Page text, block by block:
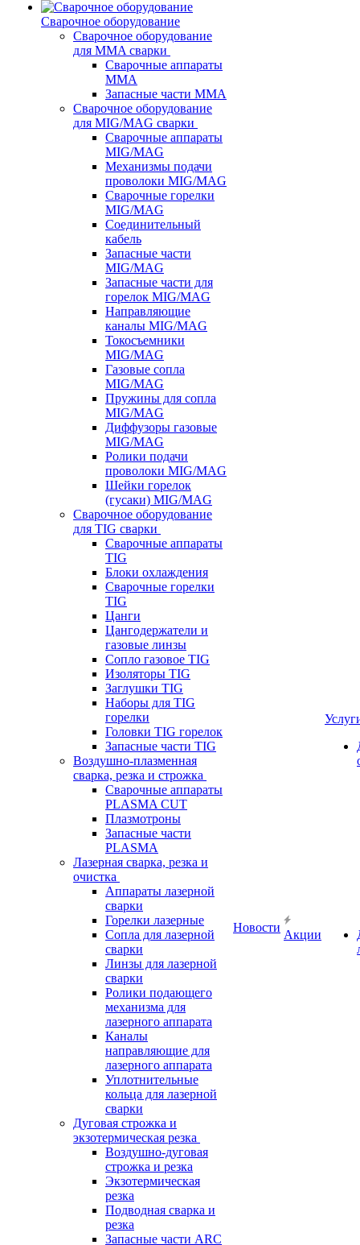
Сварочное оборудование
Сварочное оборудование
для MMA сварки
Сварочные аппараты
MMA
Запасные части MMA
Сварочное оборудование
для MIG/MAG сварки
Сварочные аппараты
MIG/MAG
Механизмы подачи
проволоки MIG/MAG
Сварочные горелки
MIG/MAG
Соединительный
кабель
Запасные части
MIG/MAG
Запасные части для
горелок MIG/MAG
Направляющие
каналы MIG/MAG
Токосъемники
MIG/MAG
Газовые сопла
MIG/MAG
Пружины для сопла
MIG/MAG
Диффузоры газовые
MIG/MAG
Ролики подачи
проволоки MIG/MAG
Шейки горелок
(гусаки) MIG/MAG
Сварочное оборудование
для TIG сварки
Сварочные аппараты
TIG
Блоки охлаждения
Сварочные горелки
TIG
Цанги
Цангодержатели и
газовые линзы
Сопло газовое TIG
Изоляторы TIG
Заглушки TIG
Наборы для TIG
горелки
Головки TIG горелок
Запасные части TIG
Воздушно-плазменная
сварка, резка и строжка
Сварочные аппараты
PLASMA CUT
Плазмотроны
Запасные части
PLASMA
Лазерная сварка, резка и
очистка
Аппараты лазерной
сварки
Горелки лазерные
Сопла для лазерной
сварки
Линзы для лазерной
сварки
Ролики подающего
механизма для
лазерного аппарата
Каналы
направляющие для
лазерного аппарата
Уплотнительные
кольца для лазерной
сварки
Дуговая строжка и
экзотермическая резка
Воздушно-дуговая
строжка и резка
Экзотермическая
резка
Подводная сварка и
резка
Запасные части ARC
Новости
Акции